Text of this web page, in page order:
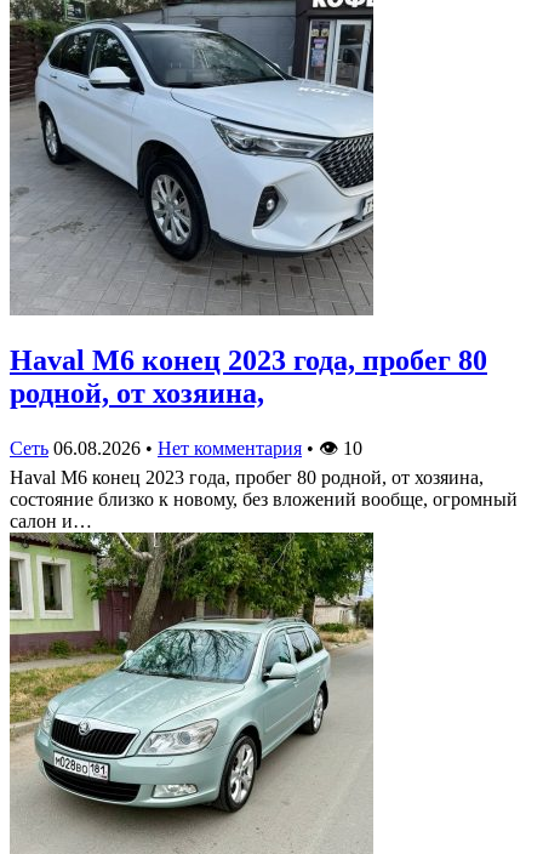
Haval M6 конец 2023 года, пробег 80
родной, от хозяина,
Сеть 06.08.2026 • Нет комментария • 👁 10
Haval M6 конец 2023 года, пробег 80 родной, от хозяина,
состояние близко к новому, без вложений вообще, огромный
салон и…